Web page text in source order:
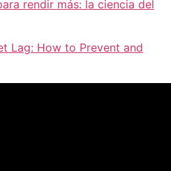
rendir más: la ciencia del
Lag: How to Prevent and